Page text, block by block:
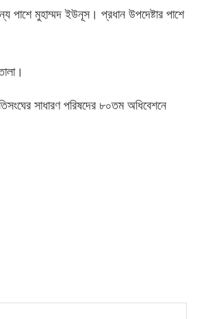
পাশে মুহাম্মদ ইউনূস। প্রধান উপদেষ্টার পাশে
সাধারণ পরিষদের ৮০তম অধিবেশনে